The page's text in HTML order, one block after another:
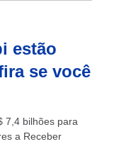
estão
se você
7,4 bilhões para
a Receber